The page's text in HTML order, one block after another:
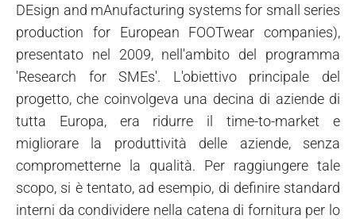
DEsign and mAnufacturing systems for small series
production for European FOOTwear companies),
presentato nel 2009, nell'ambito del programma
'Research for SMEs'. L'obiettivo principale del
progetto, che coinvolgeva una decina di aziende di
tutta Europa, era ridurre il time-to-market e
migliorare la produttività delle aziende, senza
comprometterne la qualità. Per raggiungere tale
scopo, si è tentato, ad esempio, di definire standard
interni da condividere nella catena di fornitura per lo